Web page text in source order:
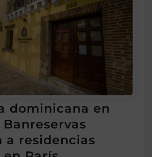
dominicana en
a residencias